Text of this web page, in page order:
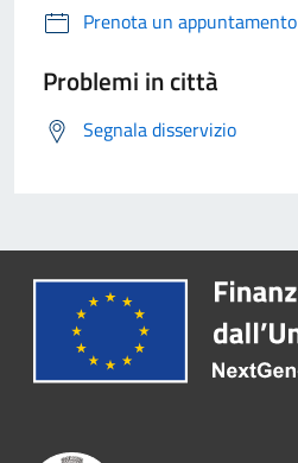
Prenota un appuntamento
Problemi in città
Segnala disservizio